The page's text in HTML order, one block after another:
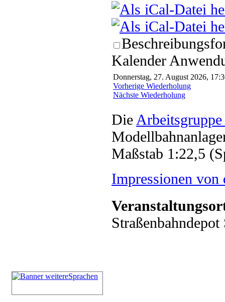
Kalender
Donnerstag, 27. August 2026,
Vorherige Wiederholung
Nächste Wiederholung
Die
Maßstab 1:22,5
Impressionen von
Straßenbahndepot